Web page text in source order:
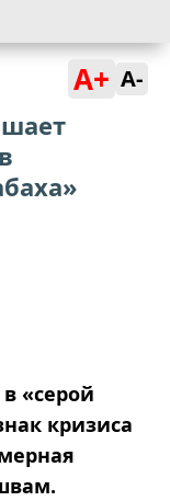
A+ A-
«серой
кризиса